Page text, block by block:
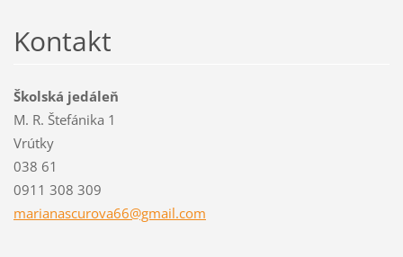
Kontakt
Školská jedáleň
M. R. Štefánika 1
Vrútky
038 61
0911 308 309
marianascurova66@gmail.com